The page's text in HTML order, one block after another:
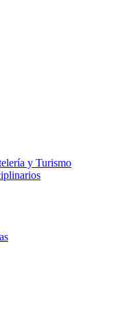
y Turismo